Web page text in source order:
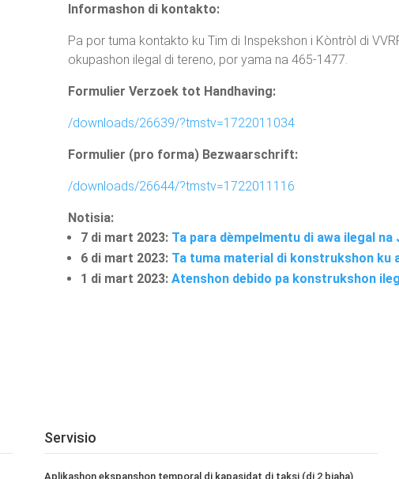
Informashon di kontakto:
Pa por tuma kontakto ku Tim di Inspekshon i Kòntròl di
okupashon ilegal di tereno, por yama na 465-1477.
Formulier Verzoek tot Handhaving:
/downloads/26639/?tmstv=1722011034
Formulier (pro forma) Bezwaarschrift:
/downloads/26644/?tmstv=1722011116
Notisia:
7 di mart 2023: Ta para dèmpelmentu di awa ilegal
6 di mart 2023: Ta tuma material di konstrukshon ku
1 di mart 2023:Atenshon debido pa konstrukshon
Servisio
Aplikashon ekspanshon temporal di kapasidat di taksi (di 2 biaha)